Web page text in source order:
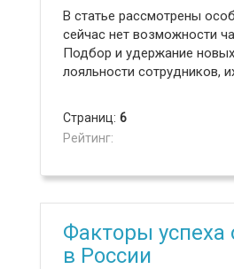
В статье рассмотрены
сейчас нет возможности
Подбор и удержание
лояльности сотрудников,
Страниц: 6
Рейтинг:
Факторы
в России